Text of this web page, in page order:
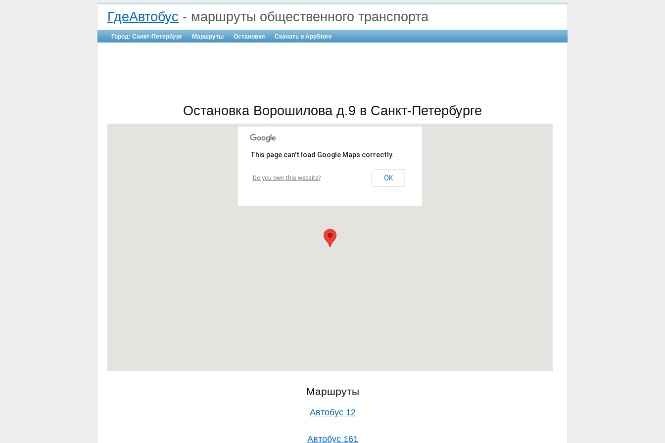
ГдеАвтобус - маршруты общественного транспорта
Город: Санкт-Петербург Маршруты Остановки Скачать в AppStore
Остановка Ворошилова д.9 в Санкт-Петербурге
This page can't load Google Maps correctly.
Do you own this website? OK
Маршруты
Автобус 12
Автобус 161